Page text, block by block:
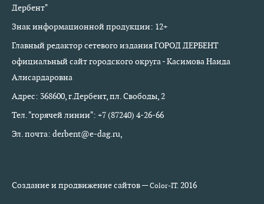
Дербент"
Знак информационной продукции: 12+
Главный редактор сетевого издания ГОРОД ДЕРБЕНТ
официальный сайт городского округа - Касимова Наида
Алисардаровна
Адрес: 368600, г.Дербент, пл. Свободы, 2
Тел. "горячей линии": +7 (87240) 4-26-66
Эл. почта: derbent@e-dag.ru,
Создание и продвижение сайтов —Color-IT.2016